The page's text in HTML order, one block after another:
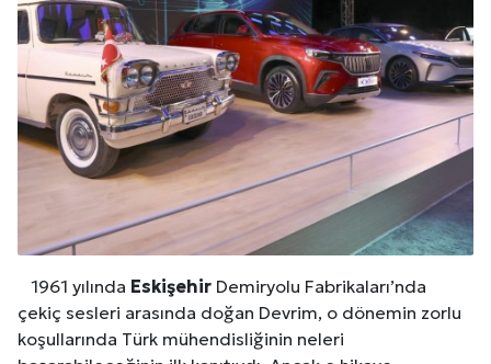
1961 yılında Eskişehir Demiryolu Fabrikaları’nda
çekiç sesleri arasında doğan Devrim, o dönemin zorlu
koşullarında Türk mühendisliğinin neleri